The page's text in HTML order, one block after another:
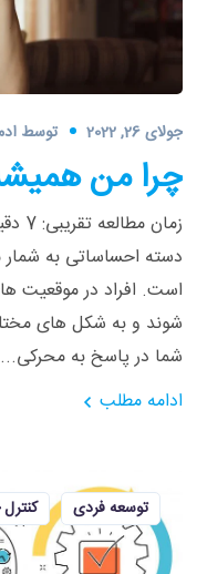
جولای 26, 2022 توسط
چرا من
دسته احساساتی به شمار
است. افراد در
شوند و به شکل های
شما در پاسخ به محرکی...
ادامه مطلب
توسعه فردی